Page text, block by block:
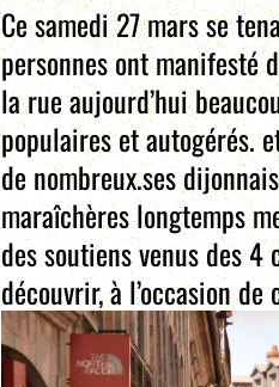
Ce samedi 27 mars se
personnes ont manifesté
la rue aujourd’hui
populaires et autogérés.
de nombreux.ses
maraîchères longtemps
des soutiens venus des 4
découvrir, à l’occasion